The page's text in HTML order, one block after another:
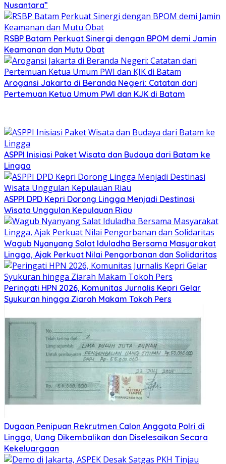
Nusantara”
RSBP Batam Perkuat Sinergi dengan BPOM demi Jamin
Keamanan dan Mutu Obat
Arogansi Jakarta di Beranda Negeri: Catatan dari
Pertemuan Ketua Umum PWI dan KJK di Batam
ASPPI Inisiasi Paket Wisata dan Budaya dari Batam ke
Lingga
ASPPI DPD Kepri Dorong Lingga Menjadi Destinasi
Wisata Unggulan Kepulauan Riau
Wagub Nyanyang Salat Iduladha Bersama Masyarakat
Lingga, Ajak Perkuat Nilai Pengorbanan dan Solidaritas
Peringati HPN 2026, Komunitas Jurnalis Kepri Gelar
Syukuran hingga Ziarah Makam Tokoh Pers
Dugaan Penipuan Rekrutmen Calon Anggota Polri di
Lingga, Uang Dikembalikan dan Diselesaikan Secara
Kekeluargaan